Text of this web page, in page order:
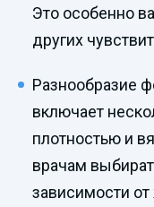
Это особенно
других
Разнообразие
включает
плотностью и
врачам
зависимости от